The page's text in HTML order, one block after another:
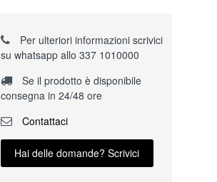
Per ulteriori informazioni scrivici
su whatsapp allo 337 1010000
Se il prodotto è disponibile
consegna in 24/48 ore
Contattaci
Hai delle domande? Scrivici